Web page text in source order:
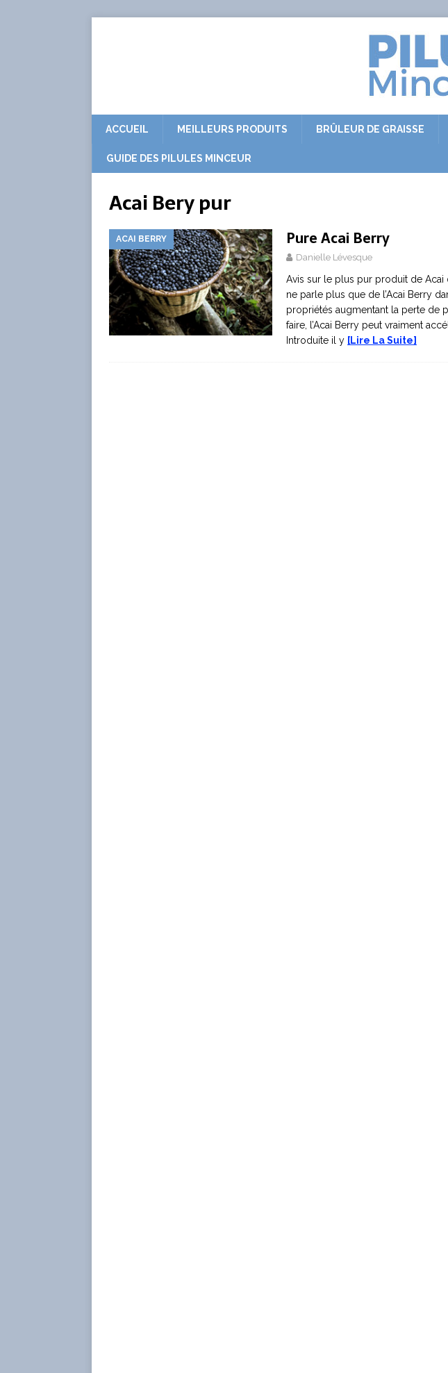
ACCUEIL MEILLEURS PRODUITS BRÛLEUR DE GRAISSE
GUIDE DES PILULES MINCEUR
Acai Bery pur
ACAI BERRY Pure Acai Berry
Danielle Lévesque
Avis sur le plus pur produit de
ne parle plus que de l’Acai Berry
propriétés augmentant la perte de
faire, l’Acai Berry peut vraiment
Introduite il y [Lire La Suite]